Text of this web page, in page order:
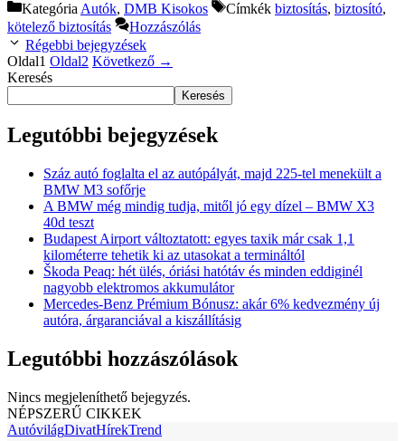
Kategória Autók, DMB Kisokos Címkék biztosítás, biztosító,
kötelező biztosítás
Hozzászólás
Régebbi bejegyzések
Oldal1 Oldal2 Következő →
Keresés
Keresés
Legutóbbi bejegyzések
Száz autó foglalta el az autópályát, majd 225-tel menekült a
BMW M3 sofőrje
A BMW még mindig tudja, mitől jó egy dízel – BMW X3
40d teszt
Budapest Airport változtatott: egyes taxik már csak 1,1
kilométerre tehetik ki az utasokat a termináltól
Škoda Peaq: hét ülés, óriási hatótáv és minden eddiginél
nagyobb elektromos akkumulátor
Mercedes-Benz Prémium Bónusz: akár 6% kedvezmény új
autóra, árgaranciával a kiszállításig
Legutóbbi hozzászólások
Nincs megjeleníthető bejegyzés.
NÉPSZERŰ CIKKEK
AutóvilágDivatHírekTrend